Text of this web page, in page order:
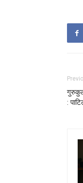
गुरुकुल
: